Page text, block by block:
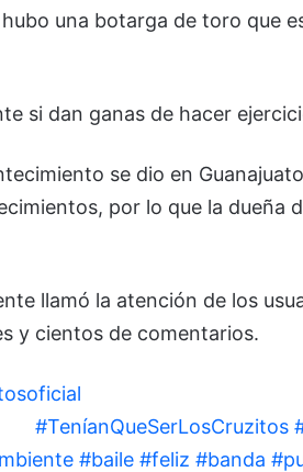
una botarga de toro que
si dan ganas de hacer
se dio en
por lo que la dueña
llamó la atención de los
y cientos de comentarios.
#TeníanQueSerLosCruzitos
#baile #feliz #banda